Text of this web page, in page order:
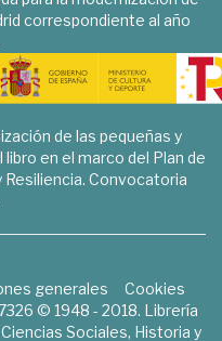
correspondiente al año
de las pequeñas y
en el marco del Plan de
Convocatoria
generales
Cookies
© 1948 - 2018. Librería
Sociales, Historia y